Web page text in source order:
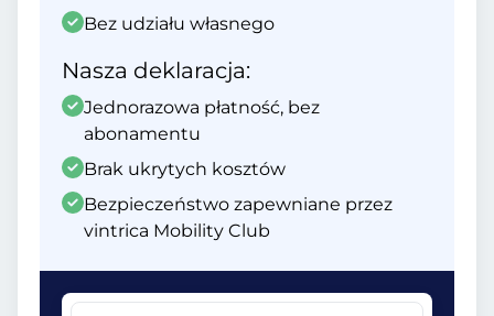
Bez udziału własnego
Nasza deklaracja:
Jednorazowa płatność, bez
abonamentu
Brak ukrytych kosztów
Bezpieczeństwo zapewniane przez
vintrica Mobility Club